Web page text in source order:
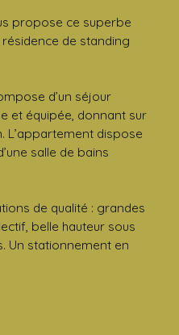
propose ce superbe
de standing
d’un séjour
et équipée, donnant sur
L’appartement dispose
salle de bains
de qualité : grandes
belle hauteur sous
Un stationnement en